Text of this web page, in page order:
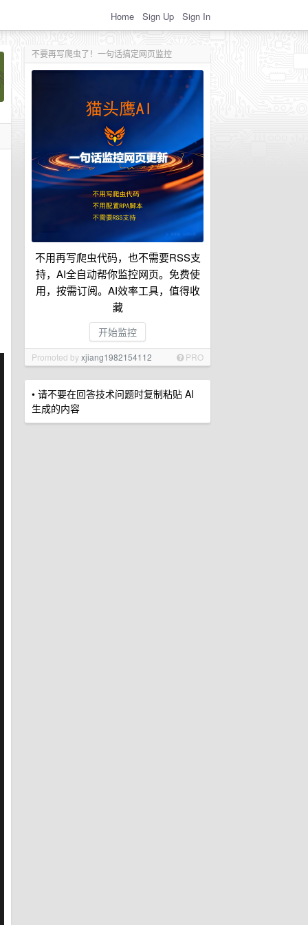
Home Sign Up Sign In
不要再写爬虫了！一句话搞定网页监控
不用再写爬虫代码，也不需要RSS支
持，AI全自动帮你监控网页。免费使
用，按需订阅。AI效率工具，值得收
藏
开始监控
Promoted byxjiang1982154112 PRO
• 请不要在回答技术问题时复制粘贴 AI
生成的内容